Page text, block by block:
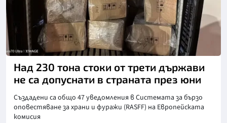
Над 230 тона стоки от трети държави
не са допуснати в страната през юни
Създадени са общо 47 уведомления в Системата за бързо
оповестяване за храни и фуражи (RASFF) на Европейската
комисия